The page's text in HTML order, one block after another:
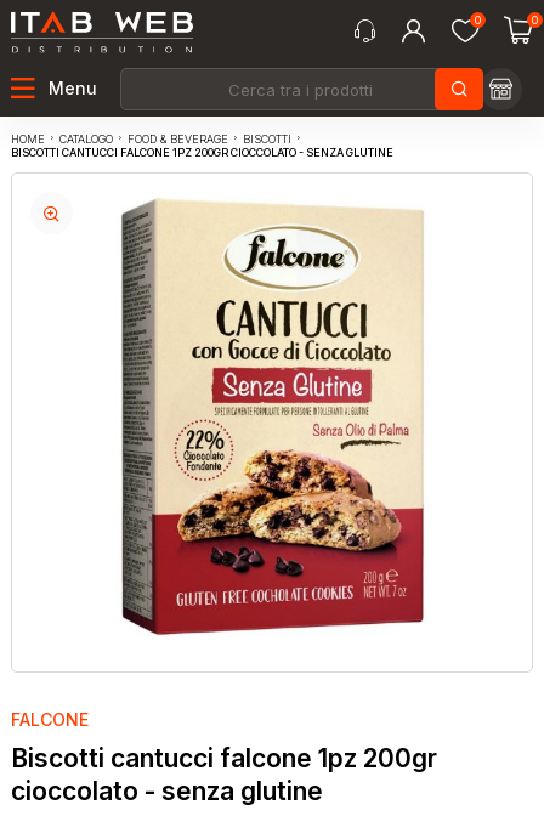
0 0
Menu
HOME CATALOGO FOOD & BEVERAGE
BISCOTTI
BISCOTTI CANTUCCI FALCONE 1PZ 200GR CIOCCOLATO - SENZA GLUTINE
FALCONE
Biscotti cantucci falcone 1pz 200gr
cioccolato - senza glutine